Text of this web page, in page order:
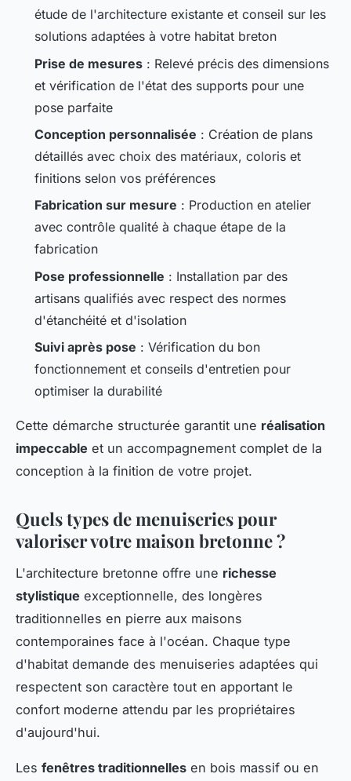
étude de l'architecture existante et conseil sur les
solutions adaptées à votre habitat breton
Prise de mesures : Relevé précis des dimensions
et vérification de l'état des supports pour une
pose parfaite
Conception personnalisée : Création de plans
détaillés avec choix des matériaux, coloris et
finitions selon vos préférences
Fabrication sur mesure : Production en atelier
avec contrôle qualité à chaque étape de la
fabrication
Pose professionnelle : Installation par des
artisans qualifiés avec respect des normes
d'étanchéité et d'isolation
Suivi après pose : Vérification du bon
fonctionnement et conseils d'entretien pour
optimiser la durabilité
Cette démarche structurée garantit une réalisation
impeccable et un accompagnement complet de la
conception à la finition de votre projet.
Quels types de menuiseries pour
valoriser votre maison bretonne ?
L'architecture bretonne offre une richesse
stylistique exceptionnelle, des longères
traditionnelles en pierre aux maisons
contemporaines face à l'océan. Chaque type
d'habitat demande des menuiseries adaptées qui
respectent son caractère tout en apportant le
confort moderne attendu par les propriétaires
d'aujourd'hui.
Les fenêtres traditionnelles en bois massif ou en